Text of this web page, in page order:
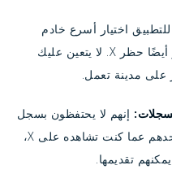
اختيار أسرع خادم
لموقعك الحالي تلقائيًا، والذي يتجاوز أيضًا حظر X. لا يتعين عليك
على مدينة تعمل.
إنهم لا يحتفظون بسجل
لما تفعله على الإنترنت. إذا سألهم أحدهم عما كنت تشاهده على X،
تقديمها.